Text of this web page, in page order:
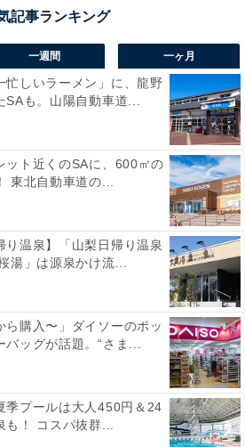
一週間 一ヶ月
忙しいラーメン」に、龍野
SAも。山陽自動車道...
ット近くのSAに、600㎡の
東北自動車道の...
り温泉】「山梨日帰り温泉
湯」は源泉かけ流...
ら購入〜」ダイソーのポッ
バッグが話題。“さま...
季プールは大人450円＆24
も！ コスパ抜群...